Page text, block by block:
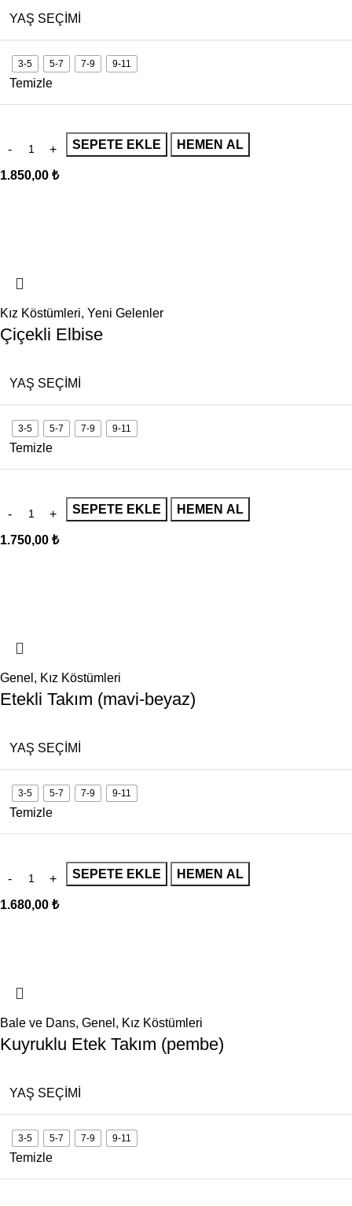
YAŞ SEÇIMI
3-5 5-7 7-9 9-11
Temizle
SEPETE EKLE HEMEN AL
1.850,00 ₺
Kız Köstümleri, Yeni Gelenler
Çiçekli Elbise
YAŞ SEÇIMI
3-5 5-7 7-9 9-11
Temizle
SEPETE EKLE HEMEN AL
1.750,00 ₺
Genel , Kız Köstümleri
Etekli Takım (mavi-beyaz)
YAŞ SEÇIMI
3-5 5-7 7-9 9-11
Temizle
SEPETE EKLE HEMEN AL
1.680,00 ₺
Bale ve Dans, Genel , Kız Köstümleri
Kuyruklu Etek Takım (pembe)
YAŞ SEÇIMI
3-5 5-7 7-9 9-11
Temizle